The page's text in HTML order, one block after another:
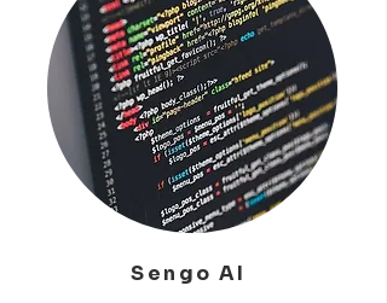
Sengo AI